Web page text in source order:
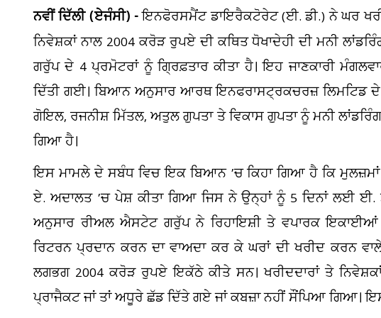
ਨਵੀਂ ਦਿੱਲੀ (ਏਜੰਸੀ) -ਇਨਫੋਰਸਮੈਂਟ ਡਾਇਰੈਕਟੋਰੇਟ (ਈ. ਡੀ.) ਨੇ ਘਰ
ਨਿਵੇਸ਼ਕਾਂ ਨਾਲ 2004 ਕਰੋੜ ਰੁਪਏ ਦੀ ਕਥਿਤ ਧੋਖਾਦੇਹੀ ਦੀ ਮਨੀ
ਗਰੁੱਪ ਦੇ 4 ਪ੍ਰਮੋਟਰਾਂ ਨੂੰ ਗ੍ਰਿਫ਼ਤਾਰ ਕੀਤਾ ਹੈ। ਇਹ ਜਾਣਕਾਰੀ
ਦਿੱਤੀ ਗਈ। ਬਿਆਨ ਅਨੁਸਾਰ ਆਰਥ ਇਨਫਰਾਸਟ੍ਰਕਚਰਜ਼ ਲਿਮਟਿਡ
ਗੋਇਲ, ਰਜਨੀਸ਼ ਮਿੱਤਲ, ਅਤੁਲ ਗੁਪਤਾ ਤੇ ਵਿਕਾਸ ਗੁਪਤਾ ਨੂੰ ਮਨੀ
ਗਿਆ ਹੈ।
ਇਸ ਮਾਮਲੇ ਦੇ ਸਬੰਧ ਵਿਚ ਇਕ ਬਿਆਨ ’ਚ ਕਿਹਾ ਗਿਆ ਹੈ ਕਿ
ਏ. ਅਦਾਲਤ ’ਚ ਪੇਸ਼ ਕੀਤਾ ਗਿਆ ਜਿਸ ਨੇ ਉਨ੍ਹਾਂ ਨੂੰ 5 ਦਿਨਾਂ ਲਈ ਈ.
ਅਨੁਸਾਰ ਰੀਅਲ ਐਸਟੇਟ ਗਰੁੱਪ ਨੇ ਰਿਹਾਇਸ਼ੀ ਤੇ ਵਪਾਰਕ ਇਕਾਈਆਂ
ਰਿਟਰਨ ਪ੍ਰਦਾਨ ਕਰਨ ਦਾ ਵਾਅਦਾ ਕਰ ਕੇ ਘਰਾਂ ਦੀ ਖਰੀਦ ਕਰਨ
ਲਗਭਗ 2004 ਕਰੋੜ ਰੁਪਏ ਇਕੱਠੇ ਕੀਤੇ ਸਨ। ਖਰੀਦਦਾਰਾਂ ਤੇ
ਪ੍ਰਾਜੈਕਟ ਜਾਂ ਤਾਂ ਅਧੂਰੇ ਛੱਡ ਦਿੱਤੇ ਗਏ ਜਾਂ ਕਬਜ਼ਾ ਨਹੀਂ ਸੌਂਪਿਆ ਗਿਆ।